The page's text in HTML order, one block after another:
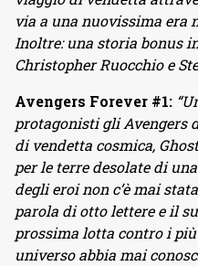
via a una nuovissima era
Inoltre: una storia bonus
Christopher Ruocchio e
Avengers Forever #1:
protagonisti gli Avengers
di vendetta cosmica,
per le terre desolate di
degli eroi non c’è mai
parola di otto lettere e il
prossima lotta contro i
universo abbia mai